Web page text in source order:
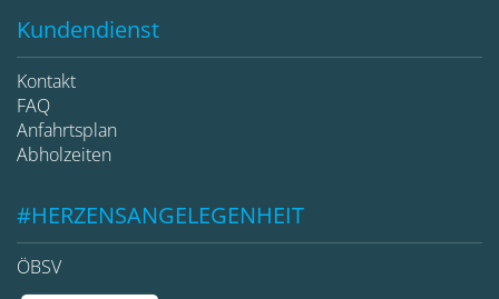
Kundendienst
Kontakt
FAQ
Anfahrtsplan
Abholzeiten
#HERZENSANGELEGENHEIT
ÖBSV